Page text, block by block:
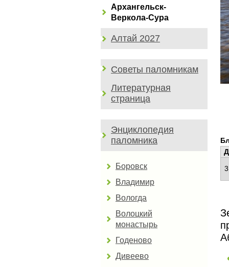
Архангельск-
Веркола-Сура
Алтай 2027
Советы паломникам
Литературная
страница
Энциклопедия
паломника
Боровск
Владимир
Вологда
Волоцкий
монастырь
Годеново
Дивеево